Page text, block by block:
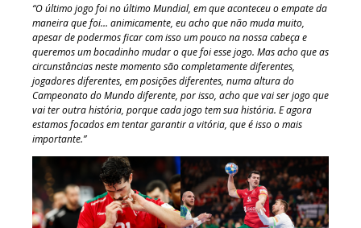
“O último jogo foi no último Mundial, em que aconteceu o empate da
maneira que foi… animicamente, eu acho que não muda muito,
apesar de podermos ficar com isso um pouco na nossa cabeça e
queremos um bocadinho mudar o que foi esse jogo. Mas acho que as
circunstâncias neste momento são completamente diferentes,
jogadores diferentes, em posições diferentes, numa altura do
Campeonato do Mundo diferente, por isso, acho que vai ser jogo que
vai ter outra história, porque cada jogo tem sua história. E agora
estamos focados em tentar garantir a vitória, que é isso o mais
importante.”